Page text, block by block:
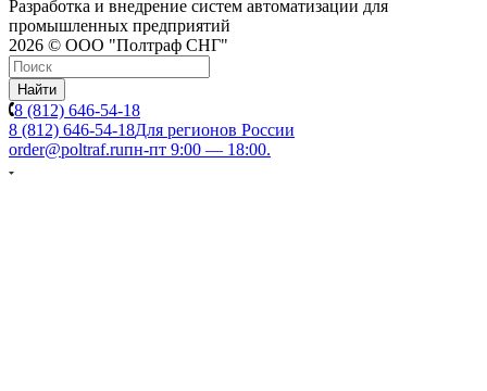
Разработка и внедрение систем автоматизации для
промышленных предприятий
2026 © ООО "Полтраф СНГ"
Найти
8 (812) 646-54-18
8 (812) 646-54-18Для регионов России
order@poltraf.ruпн-пт 9:00 — 18:00.